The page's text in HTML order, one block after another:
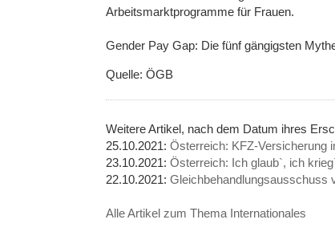
Arbeitsmarktprogramme für Frauen.
Gender Pay Gap: Die fünf gängigsten
Quelle: ÖGB
Weitere Artikel, nach dem Datum ihres
25.10.2021: Österreich: KFZ-Versicherung
23.10.2021: Österreich: Ich glaub`, ich
22.10.2021: Gleichbehandlungsausschuss
Alle Artikel zum Thema Internationales